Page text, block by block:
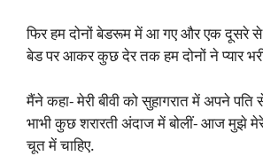
फिर हम दोनों बेडरूम में आ गए और एक दूसरे
बेड पर आकर कुछ देर तक हम दोनों ने प्यार
मैंने कहा- मेरी बीवी को सुहागरात में अपने पति
भाभी कुछ शरारती अंदाज में बोलीं- आज मुझे
चूत में चाहिए.